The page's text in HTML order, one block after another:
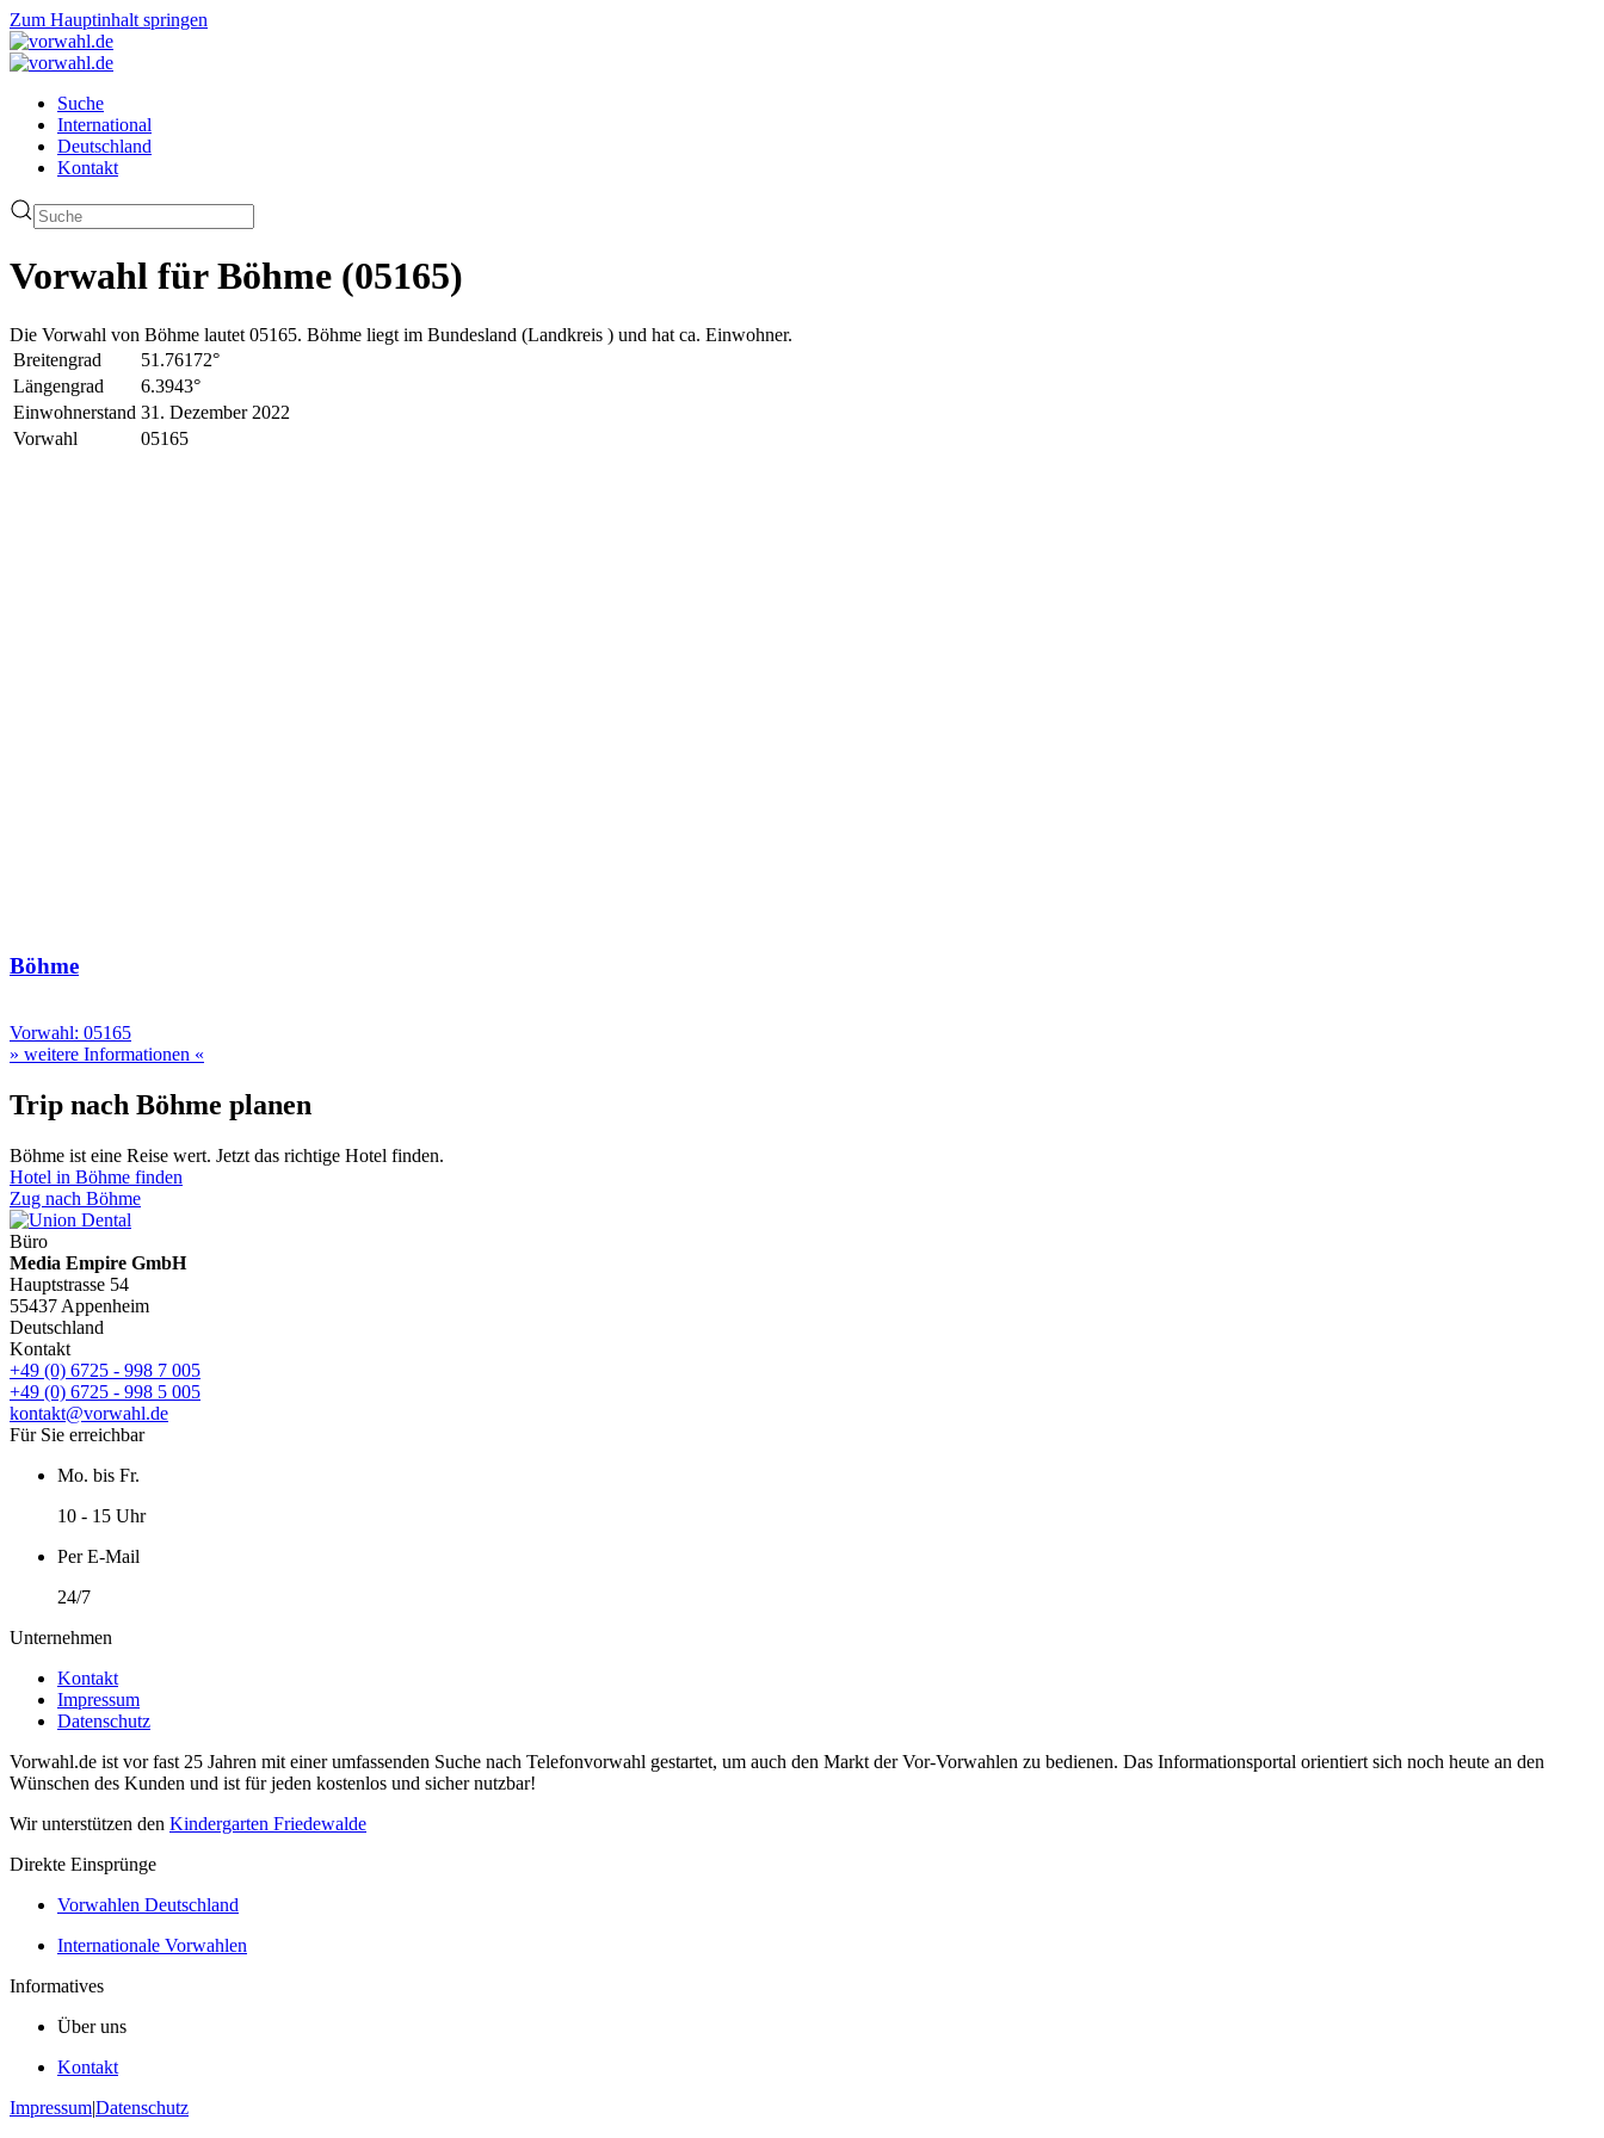
Zum Hauptinhalt springen
Suche
International
Deutschland
Kontakt
Vorwahl für Böhme (05165)
Die Vorwahl von Böhme lautet 05165. Böhme liegt im Bundesland (Landkreis ) und hat ca. Einwohner.
Breitengrad
51.76172°
Längengrad
6.3943°
Einwohnerstand 31. Dezember 2022
Vorwahl
05165
Böhme
Vorwahl: 05165
» weitere Informationen «
Trip nach Böhme planen
Böhme ist eine Reise wert. Jetzt das richtige Hotel finden.
Hotel in Böhme finden
Zug nach Böhme
Büro
Media Empire GmbH
Hauptstrasse 54
55437 Appenheim
Deutschland
Kontakt
+49 (0) 6725 - 998 7 005
+49 (0) 6725 - 998 5 005
kontakt@vorwahl.de
Für Sie erreichbar
Mo. bis Fr.
10 - 15 Uhr
Per E-Mail
24/7
Unternehmen
Kontakt
Impressum
Datenschutz
Vorwahl.de ist vor fast 25 Jahren mit einer umfassenden Suche nach Telefonvorwahl gestartet, um auch den Markt der Vor-Vorwahlen zu bedienen. Das Informationsportal orientiert sich noch heute an den
Wünschen des Kunden und ist für jeden kostenlos und sicher nutzbar!
Wir unterstützen den Kindergarten Friedewalde
Direkte Einsprünge
Vorwahlen Deutschland
Internationale Vorwahlen
Informatives
Über uns
Kontakt
Impressum|Datenschutz